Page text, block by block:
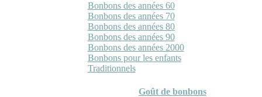
Bonbons des années 60
Bonbons des années 70
Bonbons des années 80
Bonbons des années 90
Bonbons des années 2000
Bonbons pour les enfants
Traditionnels
Goût de bonbons